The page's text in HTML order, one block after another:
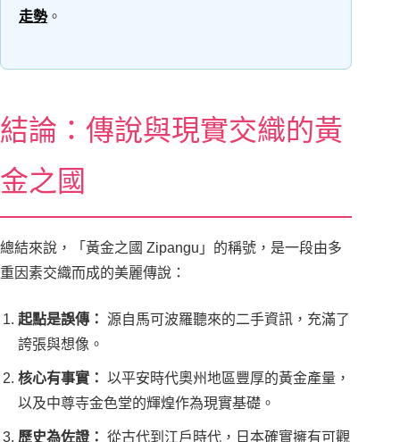
走勢。
結論：傳說與現實交織的黃
金之國
總結來說，「黃金之國 Zipangu」的稱號，是一段由多
重因素交織而成的美麗傳說：
起點是誤傳： 源自馬可波羅聽來的二手資訊，充滿了
誇張與想像。
核心有事實： 以平安時代奧州地區豐厚的黃金產量，
以及中尊寺金色堂的輝煌作為現實基礎。
歷史為佐證： 從古代到江戶時代，日本確實擁有可觀